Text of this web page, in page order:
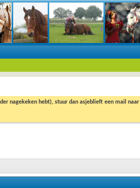
nagekeken hebt), stuur dan asjeblieft een mail naar